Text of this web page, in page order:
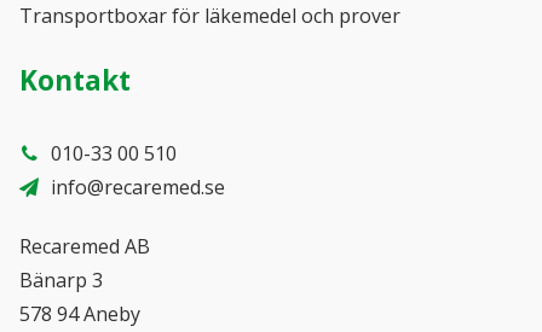
Transportboxar för läkemedel och prover
Kontakt
010-33 00 510
info@recaremed.se
Recaremed AB
Bänarp 3
578 94 Aneby